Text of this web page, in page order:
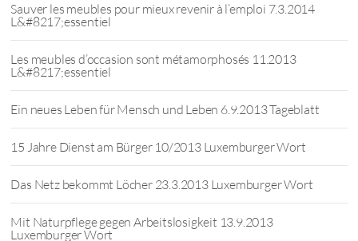
Sauver les meubles pour mieux revenir à l’emploi 7.3.2014
L&#8217;essentiel
Les meubles d’occasion sont métamorphosés 11.2013
L&#8217;essentiel
Ein neues Leben für Mensch und Leben 6.9.2013 Tageblatt
15 Jahre Dienst am Bürger 10/2013 Luxemburger Wort
Das Netz bekommt Löcher 23.3.2013 Luxemburger Wort
Mit Naturpflege gegen Arbeitslosigkeit 13.9.2013
Luxemburger Wort